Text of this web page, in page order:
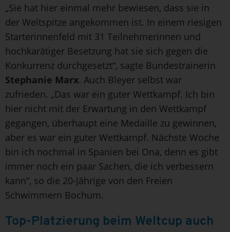
„Sie hat hier einmal mehr bewiesen, dass sie in
der Weltspitze angekommen ist. In einem riesigen
Starterinnenfeld mit 31 Teilnehmerinnen und
hochkarätiger Besetzung hat sie sich gegen die
Konkurrenz durchgesetzt“, sagte Bundestrainerin
Stephanie Marx. Auch Bleyer selbst war
zufrieden. „Das war ein guter Wettkampf. Ich bin
hier nicht mit der Erwartung in den Wettkampf
gegangen, überhaupt eine Medaille zu gewinnen,
aber es war ein guter Wettkampf. Nächste Woche
bin ich nochmal in Spanien bei Ona, denn es gibt
immer noch ein paar Sachen, die ich verbessern
kann“, so die 20-Jährige von den Freien
Schwimmern Bochum.
Top-Platzierung beim Weltcup auch